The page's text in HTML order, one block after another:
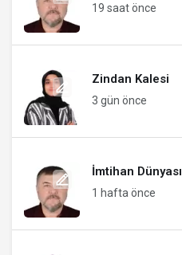
19 saat önce
Zindan Kalesi
3 gün önce
İmtihan Dünyası
1 hafta önce